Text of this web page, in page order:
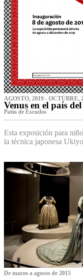
AGOSTO, 2019 - OCTUBRE,
Venus en el país
P‌atio de Escudos
Esta exposición para
la técnica japonesa
De marzo a agosto de 2015